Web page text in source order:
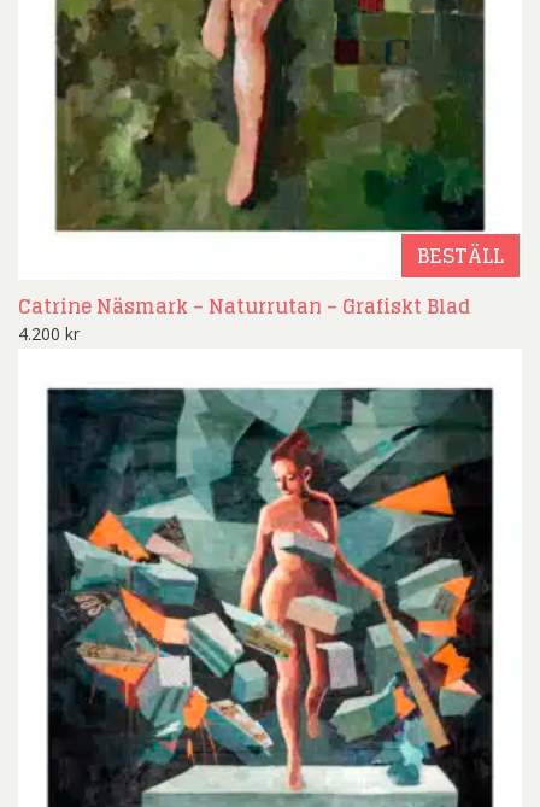
BESTÄLL
Catrine Näsmark – Naturrutan – Grafiskt Blad
4.200 kr